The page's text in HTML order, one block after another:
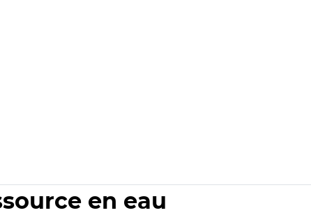
en eau